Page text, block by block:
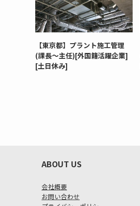
【東京都】プラント施工管理
(課長～主任)[外国籍活躍企業]
[土日休み]
ABOUT US
会社概要
お問い合わせ